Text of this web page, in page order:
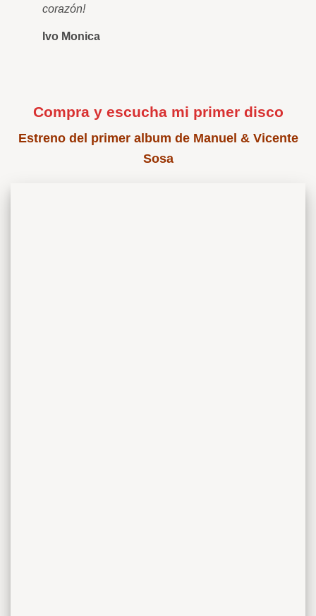
corazón!
Ivo Monica
Compra y escucha mi primer disco
Estreno del primer album de Manuel & Vicente
Sosa